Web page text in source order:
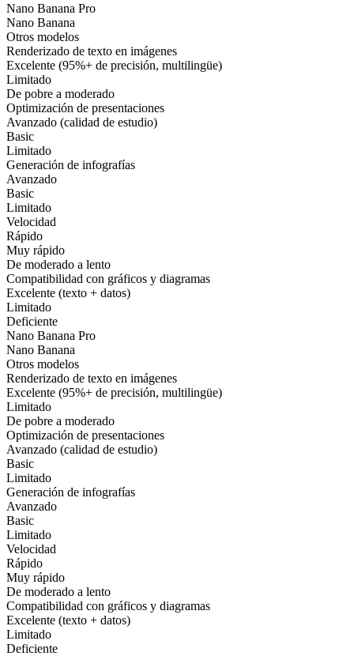
Nano Banana Pro
Nano Banana
Otros modelos
Renderizado de texto en imágenes
Excelente (95%+ de precisión, multilingüe)
Limitado
De pobre a moderado
Optimización de presentaciones
Avanzado (calidad de estudio)
Basic
Limitado
Generación de infografías
Avanzado
Basic
Limitado
Velocidad
Rápido
Muy rápido
De moderado a lento
Compatibilidad con gráficos y diagramas
Excelente (texto + datos)
Limitado
Deficiente
Nano Banana Pro
Nano Banana
Otros modelos
Renderizado de texto en imágenes
Excelente (95%+ de precisión, multilingüe)
Limitado
De pobre a moderado
Optimización de presentaciones
Avanzado (calidad de estudio)
Basic
Limitado
Generación de infografías
Avanzado
Basic
Limitado
Velocidad
Rápido
Muy rápido
De moderado a lento
Compatibilidad con gráficos y diagramas
Excelente (texto + datos)
Limitado
Deficiente